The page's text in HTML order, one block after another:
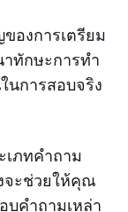
องการเตรียม
ทักษะการทำ
การสอบจริง
เภทคำถาม
จะช่วยให้คุณ
บคำถามเหล่า